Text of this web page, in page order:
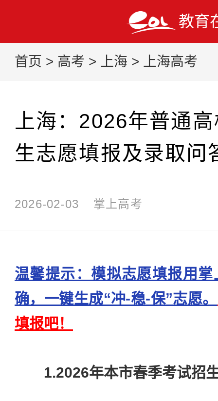
教育
首页 > 高考 > 上海 > 上海高考
上海：2026年普通
生志愿填报及录取问
2026-02-03 掌上高考
温馨提示：模拟志愿填报用
确，一键生成“冲-稳-保”志愿。
填报吧！
1.2026年本市春季考试招